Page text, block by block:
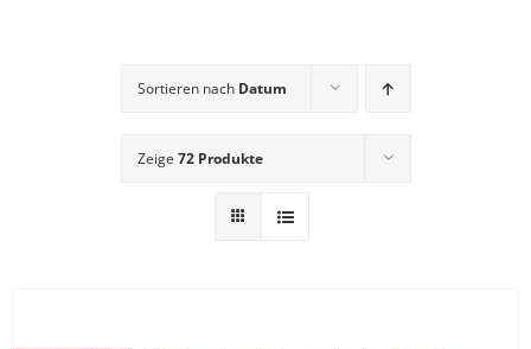
Sortieren nach Datum
Zeige 72 Produkte